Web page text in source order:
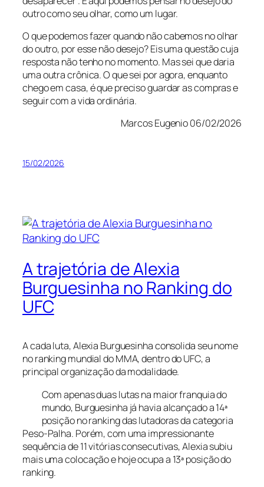
outro como seu olhar, como um lugar.
O que podemos fazer quando não cabemos no olhar
do outro, por esse não desejo? Eis uma questão cuja
resposta não tenho no momento. Mas sei que daria
uma outra crônica. O que sei por agora, enquanto
chego em casa, é que preciso guardar as compras e
seguir com a vida ordinária.
Marcos Eugenio 06/02/2026
15/02/2026
A trajetória de Alexia
Burguesinha no Ranking do
UFC
A cada luta, Alexia Burguesinha consolida seu nome
no ranking mundial do MMA, dentro do UFC, a
principal organização da modalidade.
Com apenas duas lutas na maior franquia do
mundo, Burguesinha já havia alcançado a 14ª
posição no ranking das lutadoras da categoria
Peso-Palha. Porém, com uma impressionante
sequência de 11 vitórias consecutivas, Alexia subiu
mais uma colocação e hoje ocupa a 13ª posição do
ranking.